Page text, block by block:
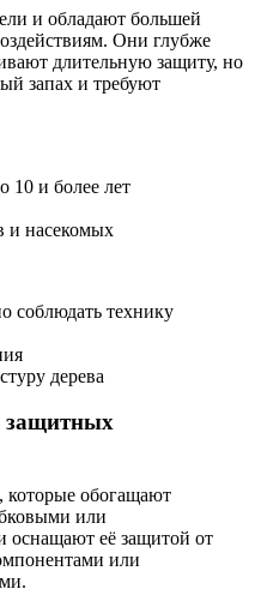
и обладают большей
Они глубже
длительную защиту, но
запах и требуют
10 и более лет
и насекомых
соблюдать технику
дерева
защитных
которые обогащают
или
оснащают её защитой от
или